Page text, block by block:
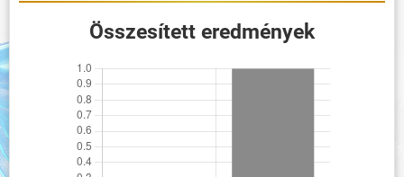
Összesített eredmények